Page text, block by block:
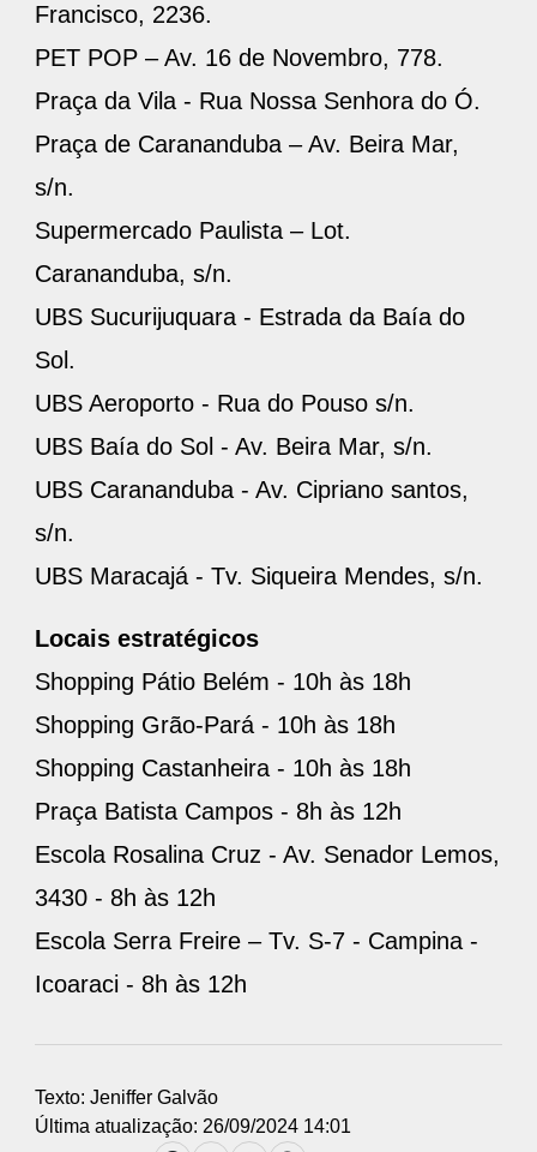
Francisco, 2236.
PET POP – Av. 16 de Novembro, 778.
Praça da Vila - Rua Nossa Senhora do Ó.
Praça de Carananduba – Av. Beira Mar,
s/n.
Supermercado Paulista – Lot.
Carananduba, s/n.
UBS Sucurijuquara - Estrada da Baía do
Sol.
UBS Aeroporto - Rua do Pouso s/n.
UBS Baía do Sol - Av. Beira Mar, s/n.
UBS Carananduba - Av. Cipriano santos,
s/n.
UBS Maracajá - Tv. Siqueira Mendes, s/n.
Locais estratégicos
Shopping Pátio Belém - 10h às 18h
Shopping Grão-Pará - 10h às 18h
Shopping Castanheira - 10h às 18h
Praça Batista Campos - 8h às 12h
Escola Rosalina Cruz - Av. Senador Lemos,
3430 - 8h às 12h
Escola Serra Freire – Tv. S-7 - Campina -
Icoaraci - 8h às 12h
Texto: Jeniffer Galvão
Última atualização: 26/09/2024 14:01